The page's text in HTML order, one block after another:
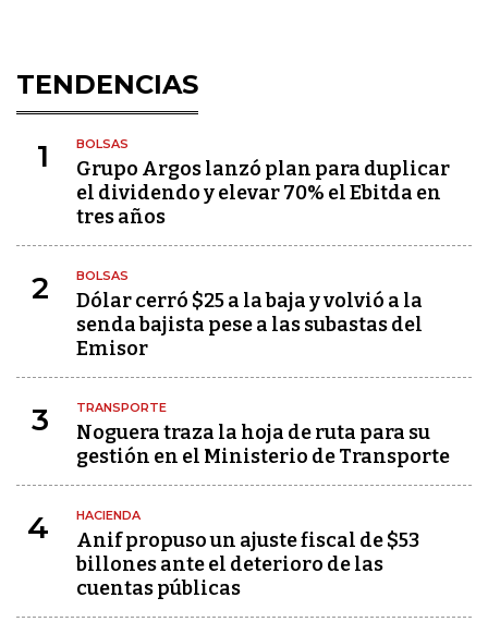
TENDENCIAS
1 BOLSAS
Grupo Argos lanzó plan para duplicar
el dividendo y elevar 70% el Ebitda en
tres años
2 BOLSAS
Dólar cerró $25 a la baja y volvió a la
senda bajista pese a las subastas del
Emisor
3 TRANSPORTE
Noguera traza la hoja de ruta para su
gestión en el Ministerio de Transporte
4 HACIENDA
Anif propuso un ajuste fiscal de $53
billones ante el deterioro de las
cuentas públicas